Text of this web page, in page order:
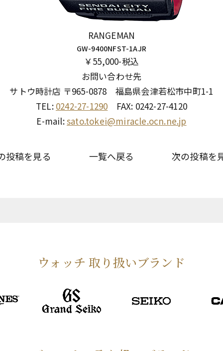
RANGEMAN
GW-9400NFST-1AJR
￥55,000-税込
お問い合わせ先
サトウ時計店 〒965-0878 福島県会津若松市中町1-1
TEL: 0242-27-1290 FAX: 0242-27-4120
E-mail:sato.tokei@miracle.ocn.ne.jp
投稿を見る 一覧へ戻る 次の投稿を
ウォッチ 取り扱いブランド